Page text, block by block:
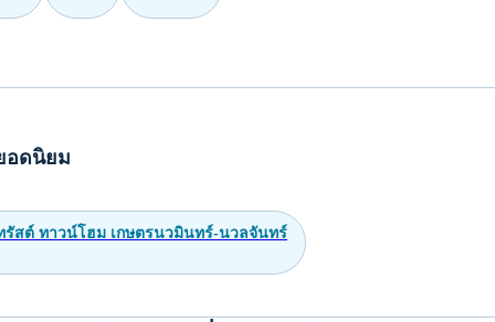
อดนิยม
รัสต์ ทาวน์โฮม เกษตรนวมินทร์-นวลจันทร์